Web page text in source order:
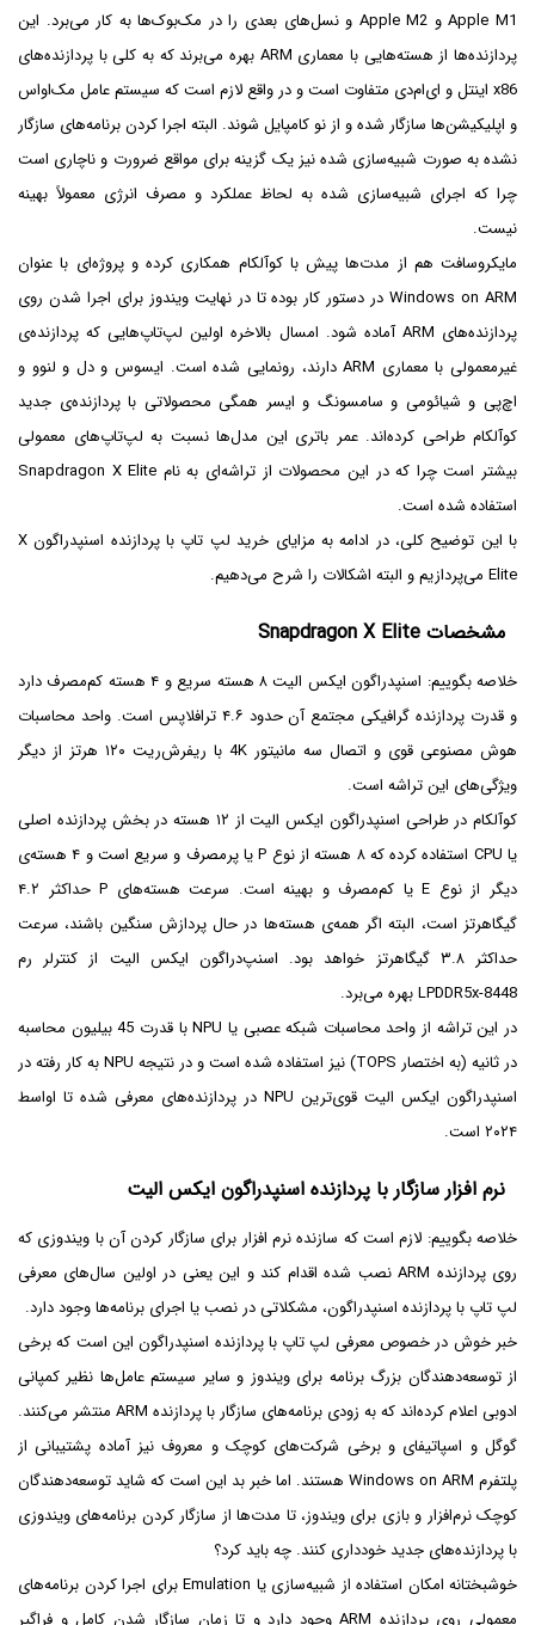
Apple M1 و Apple M2 و نسل‌های بعدی را در مک‌بوک‌ها به کار می‌برد. این
پردازنده‌ها از هسته‌هایی با معماری ARM بهره می‌برند که به کلی با پردازنده‌های
x86 اینتل و ای‌ام‌دی متفاوت است و در واقع لازم است که سیستم عامل مک‌او‌اس
و اپلیکیشن‌ها سازگار شده و از نو کامپایل شوند. البته اجرا کردن برنامه‌های سازگار
نشده به صورت شبیه‌سازی شده نیز یک گزینه برای مواقع ضرورت و ناچاری است
چرا که اجرای شبیه‌سازی شده به لحاظ عملکرد و مصرف انرژی معمولاً بهینه
نیست.
مایکروسافت هم از مدت‌ها پیش با کوآلکام همکاری کرده و پروژه‌ای با عنوان
Windows on ARM در دستور کار بوده تا در نهایت ویندوز برای اجرا شدن روی
پردازنده‌های ARM آماده شود. امسال بالاخره اولین لپ‌تاپ‌هایی که پردازنده‌ی
غیرمعمولی با معماری ARM دارند، رونمایی شده است. ایسوس و دل و لنوو و
اچ‌پی و شیائومی و سامسونگ و ایسر همگی محصولاتی با پردازنده‌ی جدید
کوآلکام طراحی کرده‌اند. عمر باتری این مدل‌ها نسبت به لپ‌تاپ‌های معمولی
بیشتر است چرا که در این محصولات از تراشه‌ای به نام Snapdragon X Elite
استفاده شده است.
با این توضیح کلی، در ادامه به مزایای خرید لپ تاپ با پردازنده اسنپدراگون X
Elite می‌پردازیم و البته اشکالات را شرح می‌دهیم.
مشخصات Snapdragon X Elite
خلاصه بگوییم: اسنپدراگون ایکس الیت ۸ هسته سریع و ۴ هسته کم‌مصرف دارد
و قدرت پردازنده گرافیکی مجتمع آن حدود ۴.۶ ترافلاپس است. واحد محاسبات
هوش مصنوعی قوی و اتصال سه مانیتور 4K با ریفرش‌ریت ۱۲۰ هرتز از دیگر
ویژگی‌های این تراشه است.
کوآلکام در طراحی اسنپدراگون ایکس الیت از ۱۲ هسته در بخش پردازنده اصلی
یا CPU استفاده کرده که ۸ هسته از نوع P یا پر‌مصرف و سریع است و ۴ هسته‌ی
دیگر از نوع E یا کم‌مصرف و بهینه است. سرعت هسته‌های P حداکثر ۴.۲
گیگاهرتز است، البته اگر همه‌ی هسته‌ها در حال پردازش سنگین باشند، سرعت
حداکثر ۳.۸ گیگاهرتز خواهد بود. اسنپ‌دراگون ایکس الیت از کنترلر رم
LPDDR5x-8448 بهره می‌برد.
در این تراشه از واحد محاسبات شبکه عصبی یا NPU با قدرت 45 بیلیون محاسبه
در ثانیه (به اختصار TOPS) نیز استفاده شده است و در نتیجه NPU به کار رفته در
اسنپدراگون ایکس الیت قوی‌ترین NPU در پردازنده‌های معرفی شده تا اواسط
۲۰۲۴ است.
نرم افزار سازگار با پردازنده اسنپدراگون ایکس الیت
خلاصه بگوییم: لازم است که سازنده نرم افزار برای سازگار کردن آن با ویندوزی که
روی پردازنده ARM نصب شده اقدام کند و این یعنی در اولین سال‌های معرفی
لپ تاپ با پردازنده اسنپدراگون، مشکلاتی در نصب یا اجرای برنامه‌ها وجود دارد.
خبر خوش در خصوص معرفی لپ تاپ با پردازنده اسنپدراگون این است که برخی
از توسعه‌دهندگان بزرگ برنامه برای ویندوز و سایر سیستم عامل‌ها نظیر کمپانی
ادوبی اعلام کرده‌اند که به زودی برنامه‌های سازگار با پردازنده ARM منتشر می‌کنند.
گوگل و اسپاتیفای و برخی شرکت‌های کوچک و معروف نیز آماده پشتیبانی از
پلتفرم Windows on ARM هستند. اما خبر بد این است که شاید توسعه‌دهندگان
کوچک نرم‌افزار و بازی برای ویندوز، تا مدت‌ها از سازگار کردن برنامه‌های ویندوزی
با پردازنده‌های جدید خودداری کنند. چه باید کرد؟
خوشبختانه امکان استفاده از شبیه‌سازی یا Emulation برای اجرا کردن برنامه‌های
معمولی روی پردازنده ARM وجود دارد و تا زمان سازگار شدن کامل و فراگیر